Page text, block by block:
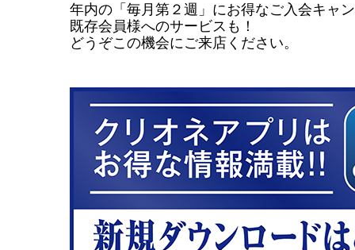
年内の「毎月第２週」にお得なご入会キャ
既存会員様へのサービスも！
どうぞこの機会にご来店ください。